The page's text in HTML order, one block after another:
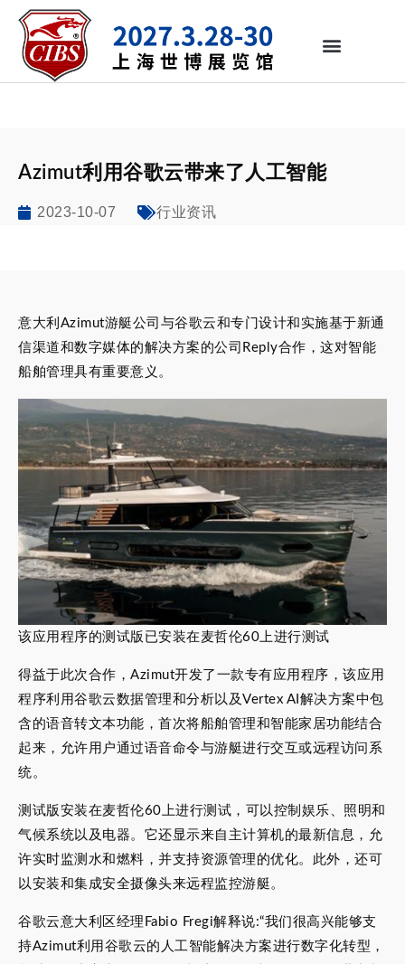
Azimut利用谷歌云带来了人工智能
2023-10-07 行业资讯
意大利Azimut游艇公司与谷歌云和专门设计和实施基于新通
信渠道和数字媒体的解决方案的公司Reply合作，这对智能
船舶管理具有重要意义。
该应用程序的测试版已安装在麦哲伦60上进行测试
得益于此次合作，Azimut开发了一款专有应用程序，该应用
程序利用谷歌云数据管理和分析以及Vertex AI解决方案中包
含的语音转文本功能，首次将船舶管理和智能家居功能结合
起来，允许用户通过语音命令与游艇进行交互或远程访问系
统。
测试版安装在麦哲伦60上进行测试，可以控制娱乐、照明和
气候系统以及电器。它还显示来自主计算机的最新信息，允
许实时监测水和燃料，并支持资源管理的优化。此外，还可
以安装和集成安全摄像头来远程监控游艇。
谷歌云意大利区经理Fabio Fregi解释说:“我们很高兴能够支
持Azimut利用谷歌云的人工智能解决方案进行数字化转型，